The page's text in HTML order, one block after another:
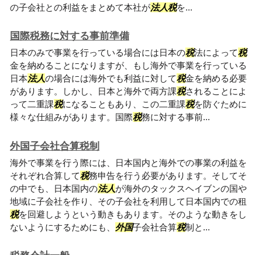
の子会社との利益をまとめて本社が法人税を...
国際税務に対する事前準備
日本のみで事業を行っている場合には日本の税法によって税
金を納めることになりますが、もし海外で事業を行っている
日本法人の場合には海外でも利益に対して税金を納める必要
があります。しかし、日本と海外で両方課税されることによ
って二重課税になることもあり、この二重課税を防ぐために
様々な仕組みがあります。国際税務に対する事前...
外国子会社合算税制
海外で事業を行う際には、日本国内と海外での事業の利益を
それぞれ合算して税務申告を行う必要があります。そしてそ
の中でも、日本国内の法人が海外のタックスヘイブンの国や
地域に子会社を作り、その子会社を利用して日本国内での租
税を回避しようという動きもあります。そのような動きをし
ないようにするためにも、 外国子会社合算税制と...